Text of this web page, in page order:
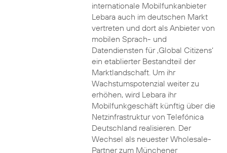
internationale Mobilfunkanbieter
Lebara auch im deutschen Markt
vertreten und dort als Anbieter von
mobilen Sprach- und
Datendiensten für ‚Global Citizens‘
ein etablierter Bestandteil der
Marktlandschaft. Um ihr
Wachstumspotenzial weiter zu
erhöhen, wird Lebara ihr
Mobilfunkgeschäft künftig über die
Netzinfrastruktur von Telefónica
Deutschland realisieren. Der
Wechsel als neuester Wholesale-
Partner zum Münchener